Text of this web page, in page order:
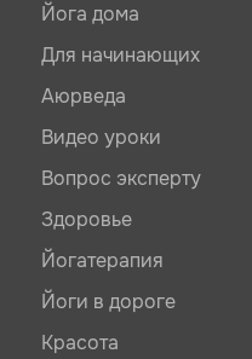
Йога дома
Для начинающих
Аюрведа
Видео уроки
Вопрос эксперту
Здоровье
Йогатерапия
Йоги в дороге
Красота